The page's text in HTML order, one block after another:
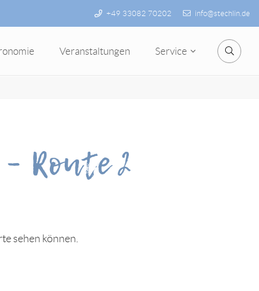
+49 33082 70202 info@stechlin.de
Veranstaltungen Service Suche
Route 2
sehen können.